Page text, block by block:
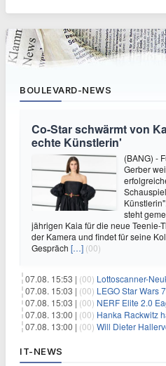
BOULEVARD-NEWS
Co-Star schwärmt von
echte Künstlerin'
(BANG) -
Gerber
steht
jährigen Kaia für die neue Teenie-
der Kamera und findet für seine
Gespräch […] (00)
07.08. 15:53 | (00) Lottoscanner-
07.08. 15:03 | (00) LEGO Star Wars 75441
07.08. 15:03 | (00) NERF Elite 2.0
07.08. 13:00 | (00) Hanka Rackwitz hat
07.08. 13:00 | (00) Will Dieter
IT-NEWS